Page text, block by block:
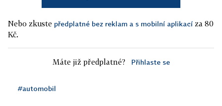
Nebo zkuste předplatné bez reklam a s mobilní aplikací za 80
Kč.
Máte již předplatné? Přihlaste se
#automobil